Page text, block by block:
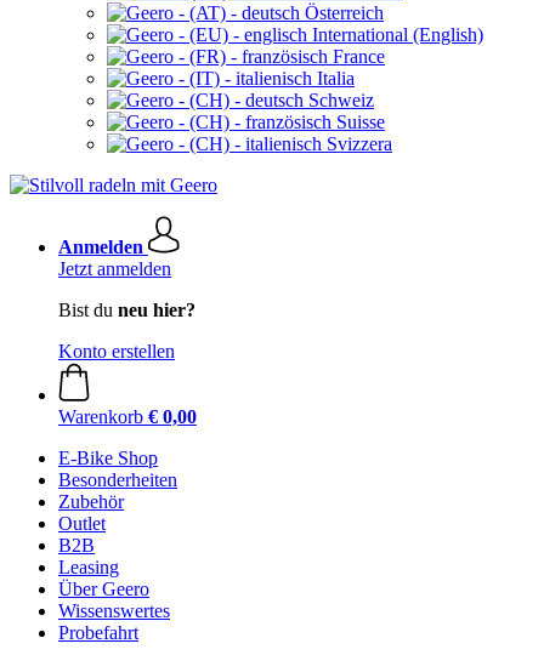
Österreich
International (English)
France
Italia
Schweiz
Suisse
Svizzera
Anmelden
Jetzt anmelden
Bist du neu hier?
Konto erstellen
Warenkorb € 0,00
E-Bike Shop
Besonderheiten
Zubehör
Outlet
B2B
Leasing
Über Geero
Wissenswertes
Probefahrt